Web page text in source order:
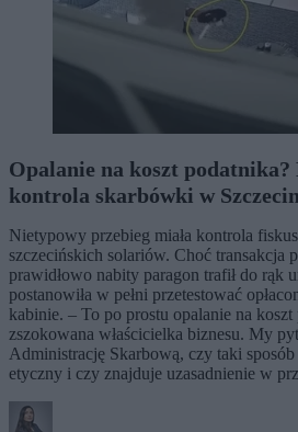
Opalanie na koszt
kontrola skarbówki w
Nietypowy przebieg miała kontrola
szczecińskich solariów. Choć transakcja
prawidłowo nabity paragon trafił do rąk
postanowiła w pełni przetestować
kabinie. – To po prostu opalanie na
zszokowana właścicielka biznesu. My
Administrację Skarbową, czy taki
etyczny i czy znajduje uzasadnienie w